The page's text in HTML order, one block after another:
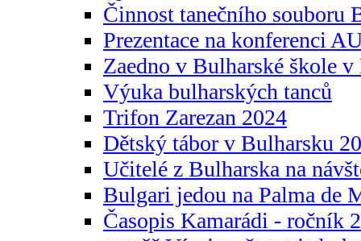
Činnost tanečního souboru
Prezentace na konferenci
Zaedno v Bulharské škole v
Výuka bulharských tanců
Trifon Zarezan 2024
Dětský tábor v Bulharsku
Učitelé z Bulharska na
Bulgari jedou na Palma de
Časopis Kamarádi - ročník